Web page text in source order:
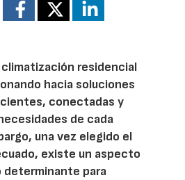
climatización residencial
hacia soluciones
conectadas y
de cada
una vez elegido el
existe un aspecto
determinante para